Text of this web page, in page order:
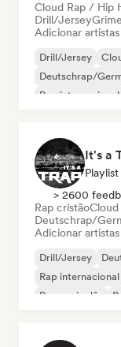
Cloud Rap / Hip
Drill/JerseyGrime
Adicionar
Drill/Jersey
Deutschrap/
Rap internacional
Playlist
> 2600
Rap cristão
Deutschrap/
Adicionar
Drill/Jersey
Rap internacional
Rap em inglês